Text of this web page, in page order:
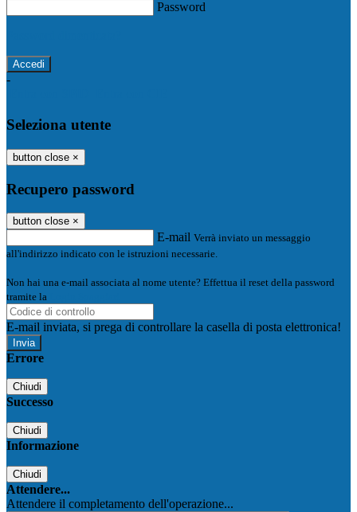
Password
-
Seleziona utente
button close ×
Recupero password
button close ×
E-mail Verrà inviato un messaggio
all'indirizzo indicato con le istruzioni necessarie.
Non hai una e-mail associata al nome utente? Effettua il reset della password
tramite la
E-mail inviata, si prega di controllare la casella di posta elettronica!
Errore
Chiudi
Successo
Chiudi
Informazione
Chiudi
Attendere...
Attendere il completamento dell'operazione...